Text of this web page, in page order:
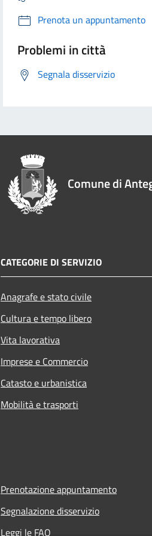
Prenota un appuntamento
Problemi in città
Segnala disservizio
Comune di
CATEGORIE DI SERVIZIO
Anagrafe e stato civile
Cultura e tempo libero
Vita lavorativa
Imprese e Commercio
Catasto e urbanistica
Mobilità e trasporti
Prenotazione appuntamento
Segnalazione disservizio
Leggi le FAQ